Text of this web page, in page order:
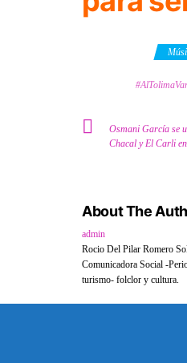
Osmani García se
Chacal y El Carli
About The
admin
Rocio Del Pilar Romero
Comunicadora Social -
turismo- folclor y cultura.